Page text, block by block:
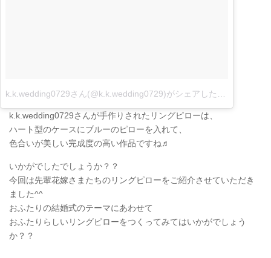
k.k.wedding0729さんが手作りされたリングピローは、
ハート型のケースにブルーのピローを入れて、
色合いが美しい完成度の高い作品ですね♬
いかがでしたでしょうか？？
今回は先輩花嫁さまたちのリングピローをご紹介させていただき
ました^^
おふたりの結婚式のテーマにあわせて
おふたりらしいリングピローをつくってみてはいかがでしょう
か？？